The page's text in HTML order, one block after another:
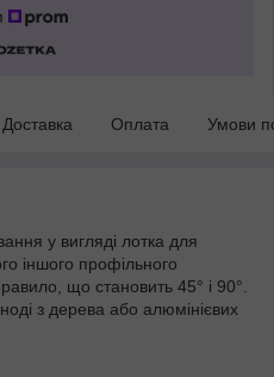
Доставка Оплата Умови
у вигляді лотка для
іншого профільного
що становить 45° і 90°.
з дерева або алюмінієвих